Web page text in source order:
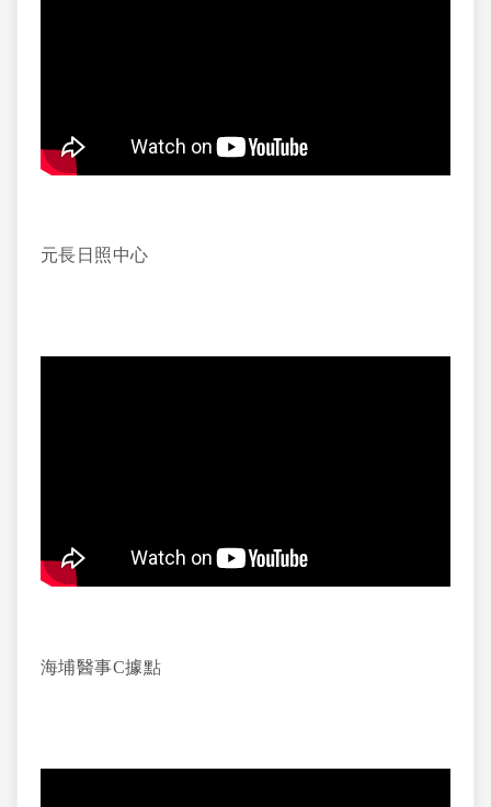
元長日照中心
海埔醫事C據點